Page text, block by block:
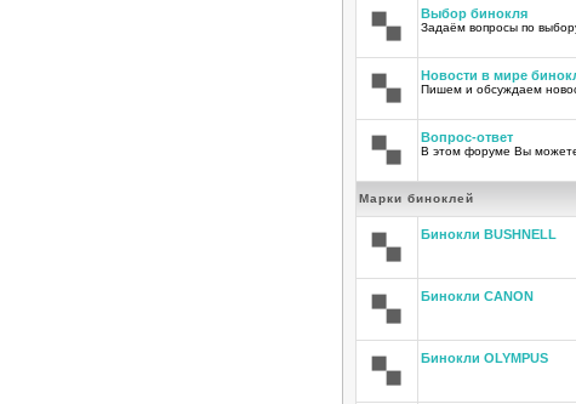
Выбор бинокля
Задаём вопросы по
Новости в мире
Пишем и обсуждаем
Вопрос-ответ
В этом форуме Вы можете
Марки биноклей
Бинокли BUSHNELL
Бинокли CANON
Бинокли OLYMPUS